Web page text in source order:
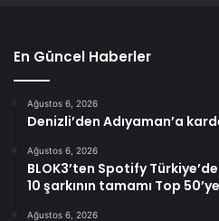
En Güncel Haberler
Ağustos 6, 2026
Denizli’den Adıyaman’a
Ağustos 6, 2026
BLOK3’ten Spotify
10 şarkının tamamı Top
Ağustos 6, 2026